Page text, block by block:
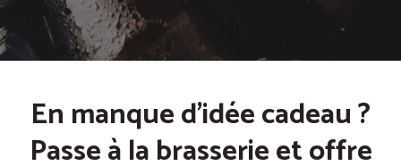
En manque d’idée cadeau ?
Passe à la brasserie et offre